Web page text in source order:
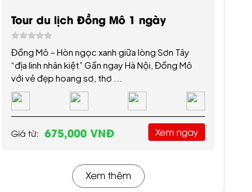
Tour du lịch Đồng Mô 1 ngày
Đồng Mô – Hòn ngọc xanh giữa lòng Sơn Tây
“địa linh nhân kiệt” Gần ngay Hà Nội, Đồng Mô
với vẻ đẹp hoang sơ, thơ ...
Giá từ: 675,000 VNĐ Xem ngay
Xem thêm